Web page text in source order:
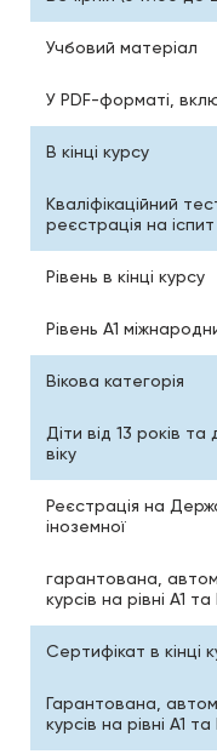
Учбовий матеріал
У PDF-форматі,
В кінці курсу
Кваліфікаційний
реєстрація на іспит
Рівень в кінці курсу
Рівень А1
Вікова категорія
Діти від 13 років
віку
Реєстрація на
іноземної
гарантована,
курсів на рівні А1 та
Сертифікат в кінці
Гарантована,
курсів на рівні А1 та